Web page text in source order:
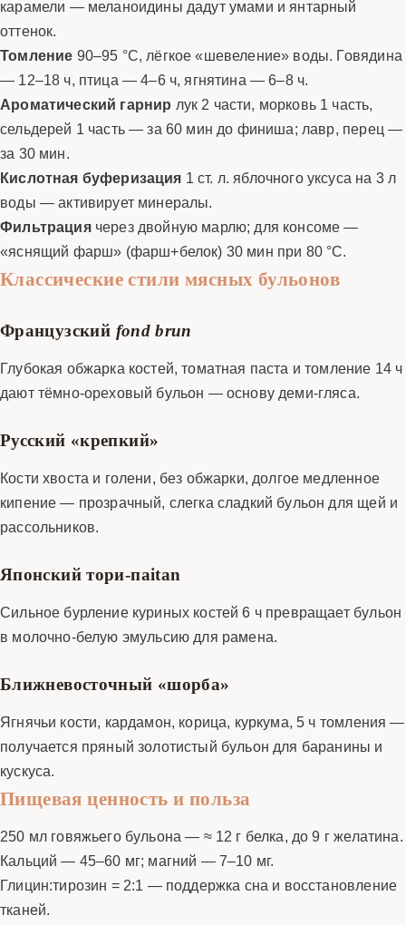
карамели — меланоидины дадут умами и янтарный
оттенок.
Томление 90–95 °C, лёгкое «шевеление» воды. Говядина
— 12–18 ч, птица — 4–6 ч, ягнятина — 6–8 ч.
Ароматический гарнир лук 2 части, морковь 1 часть,
сельдерей 1 часть — за 60 мин до финиша; лавр, перец —
за 30 мин.
Кислотная буферизация 1 ст. л. яблочного уксуса на 3 л
воды — активирует минералы.
Фильтрациячерез двойную марлю; для консоме —
«яснящий фарш» (фарш+белок) 30 мин при 80 °C.
Классические стили мясных бульонов
Французский fond brun
Глубокая обжарка костей, томатная паста и томление 14 ч
дают тёмно-ореховый бульон — основу деми-гляса.
Русский «крепкий»
Кости хвоста и голени, без обжарки, долгое медленное
кипение — прозрачный, слегка сладкий бульон для щей и
рассольников.
Японский тори-пaitan
Сильное бурление куриных костей 6 ч превращает бульон
в молочно-белую эмульсию для рамена.
Ближневосточный «шорба»
Ягнячьи кости, кардамон, корица, куркума, 5 ч томления —
получается пряный золотистый бульон для баранины и
кускуса.
Пищевая ценность и польза
250 мл говяжьего бульона — ≈ 12 г белка, до 9 г желатина.
Кальций — 45–60 мг; магний — 7–10 мг.
Глицин:тирозин = 2:1 — поддержка сна и восстановление
тканей.